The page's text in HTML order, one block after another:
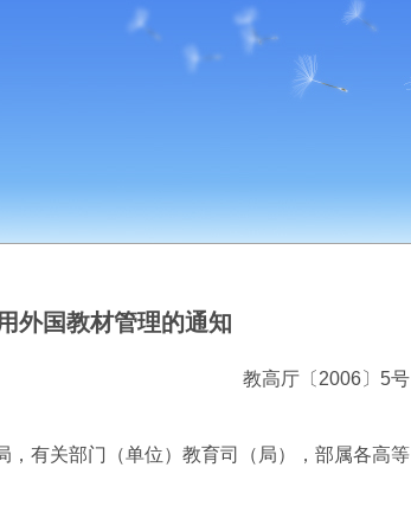
外国教材管理的通知
教高厅〔2006〕5号
有关部门（单位）教育司（局），部属各高等